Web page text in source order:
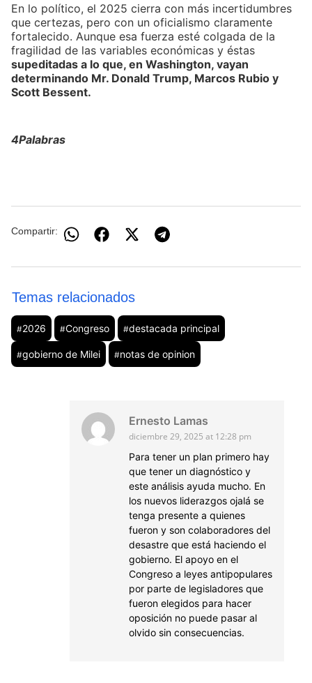
En lo político, el 2025 cierra con más incertidumbres
que certezas, pero con un oficialismo claramente
fortalecido. Aunque esa fuerza esté colgada de la
fragilidad de las variables económicas y éstas
supeditadas a lo que, en Washington, vayan
determinando Mr. Donald Trump, Marcos Rubio y
Scott Bessent.
4Palabras
Compartir:
Temas relacionados
#2026 #Congreso #destacada principal
#gobierno de Milei #notas de opinion
Ernesto Lamas
diciembre 29, 2025 at 12:28 pm
Para tener un plan primero hay
que tener un diagnóstico y
este análisis ayuda mucho. En
los nuevos liderazgos ojalá se
tenga presente a quienes
fueron y son colaboradores del
desastre que está haciendo el
gobierno. El apoyo en el
Congreso a leyes antipopulares
por parte de legisladores que
fueron elegidos para hacer
oposición no puede pasar al
olvido sin consecuencias.